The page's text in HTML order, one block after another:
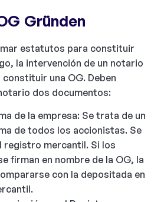
Gründen
estatutos para constituir
la intervención de un notario
una OG. Deben
dos documentos:
de la empresa: Se trata de un
de todos los accionistas. Se
registro mercantil. Si los
firman en nombre de la OG, la
con la depositada en